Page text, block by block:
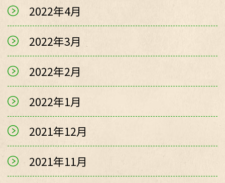
2022年4月
2022年3月
2022年2月
2022年1月
2021年12月
2021年11月